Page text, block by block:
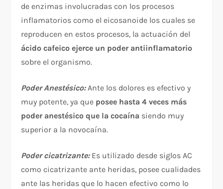
de enzimas involucradas con los procesos
inflamatorios como el eicosanoide los cuales se
reproducen en estos procesos, la actuación del
ácido cafeico ejerce un poder antiinflamatorio
sobre el organismo.
Poder Anestésico:Ante los dolores es efectivo y
muy potente, ya que posee hasta 4 veces más
poder anestésico que la cocaína siendo muy
superior a la novocaína.
Poder cicatrizante:Es utilizado desde siglos AC
como cicatrizante ante heridas, posee cualidades
ante las heridas que lo hacen efectivo como lo